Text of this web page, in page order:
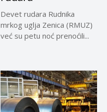
Devet rudara Rudnika
mrkog uglja Zenica (RMUZ)
već su petu noć prenoćili...